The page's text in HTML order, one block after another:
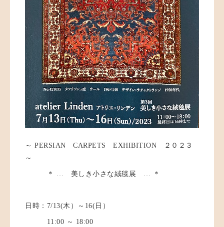
～ PERSIAN CARPETS EXHIBITION ２０２３
～
＊ … 美しき小さな絨毯展 … ＊
日時：7/13(木）～16(日）
11:00 ～ 18:00